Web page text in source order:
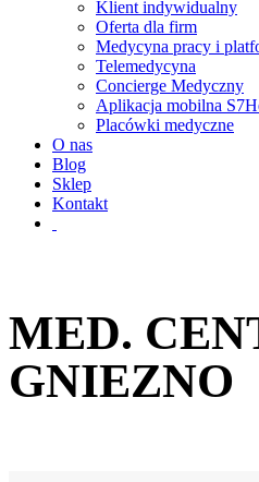
Klient indywidualny
Oferta dla firm
Medycyna pracy i
Telemedycyna
Concierge Medyczny
Aplikacja mobilna
Placówki medyczne
O nas
Blog
Sklep
Kontakt
MED.
GNIEZNO